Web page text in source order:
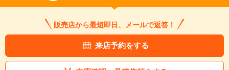
販売店から最短即日、メールで返答！
来店予約をする